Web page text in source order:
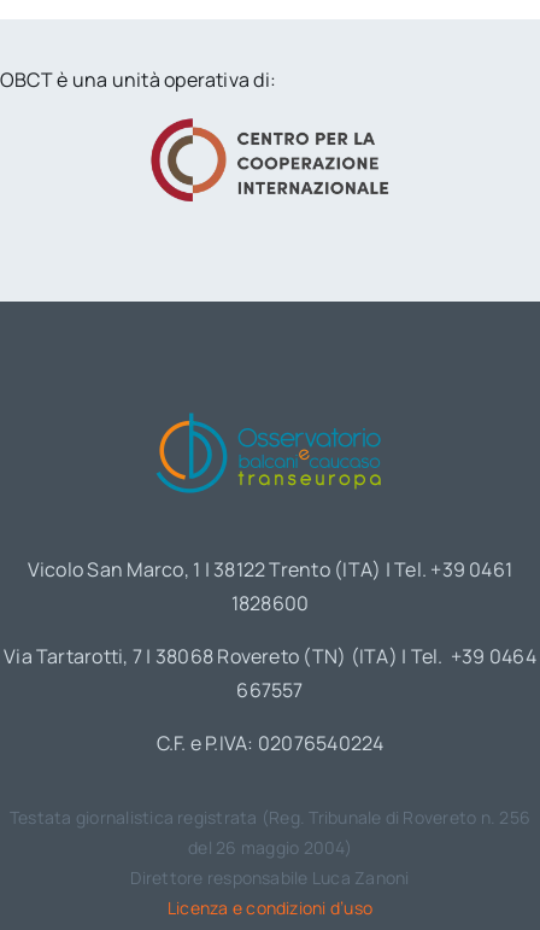
OBCT è una unità operativa di:
Vicolo San Marco, 1 | 38122 Trento (ITA) | Tel. +39 0461
1828600
Via Tartarotti, 7 | 38068 Rovereto (TN) (ITA) | Tel. +39 0464
667557
C.F. e P.IVA: 02076540224
Testata giornalistica registrata (Reg. Tribunale di Rovereto n. 256
del 26 maggio 2004)
Direttore responsabile Luca Zanoni
Licenza e condizioni d’uso